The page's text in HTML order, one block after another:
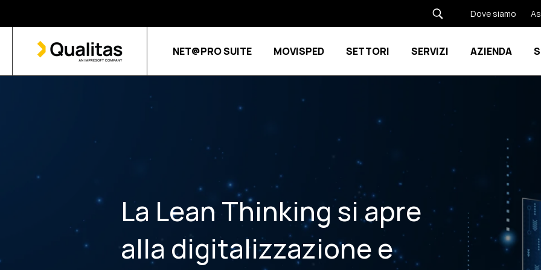
Dove siamo
NET@PRO SUITE MOVISPED Show submenu for Movisped
SETTORI Show submenu for SETTORI
SERVIZI AZIENDA
La Lean Thinking si apre
alla digitalizzazione e